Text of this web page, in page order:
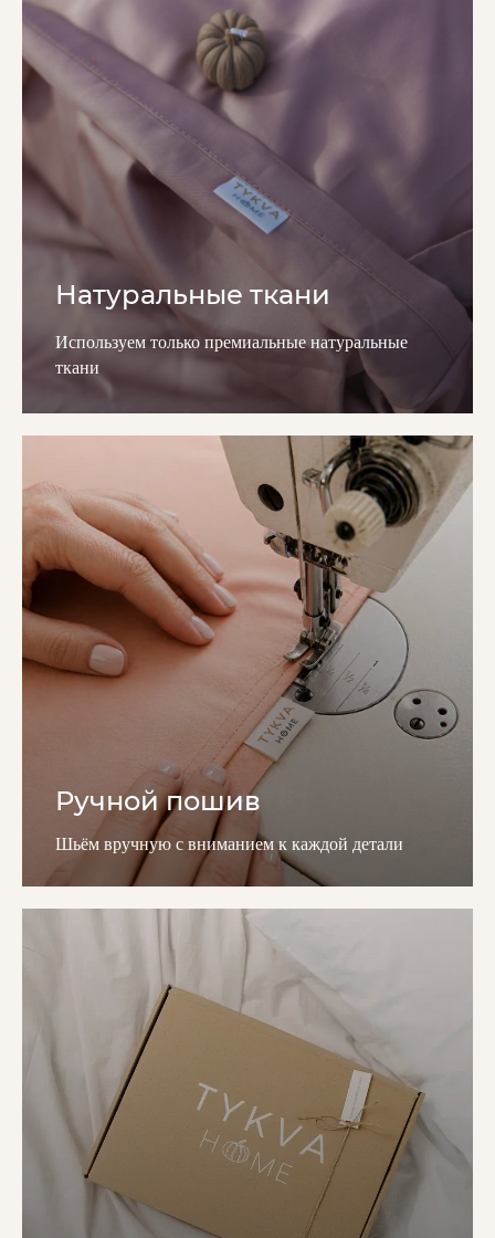
Натуральные ткани
Используем только премиальные натуральные
ткани
Ручной пошив
Шьём вручную с вниманием к каждой детали